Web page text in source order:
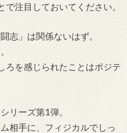
注目しておいてください。
志」は関係ないはず。
ろを感じられたことはポジテ
リーズ第1弾。
相手に、フィジカルでしっ